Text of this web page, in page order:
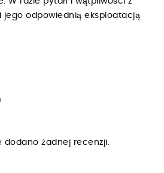
jego odpowiednią eksploatacją
dodano żadnej recenzji.